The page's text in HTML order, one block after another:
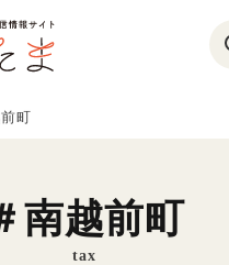
買う
町
南越前町
tax